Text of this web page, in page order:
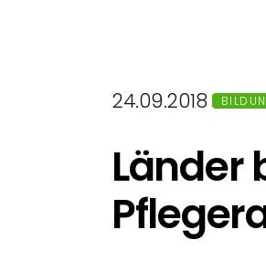
24.09.2018
Länder